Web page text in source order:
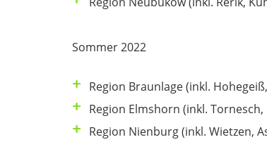
Sommer 2022
Region Braunlage (inkl.
Region Elmshorn (inkl.
Region Nienburg (inkl. Wietzen,